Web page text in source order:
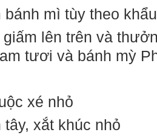
bánh mì tùy theo
lên trên và
tươi và bánh mỳ
xé nhỏ
tây, xắt khúc nhỏ